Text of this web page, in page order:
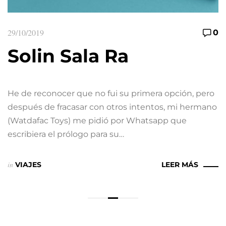
29/10/2019 0
Solin Sala Ra
He de reconocer que no fui su primera opción, pero
después de fracasar con otros intentos, mi hermano
(Watdafac Toys) me pidió por Whatsapp que
escribiera el prólogo para su…
in VIAJES LEER MÁS